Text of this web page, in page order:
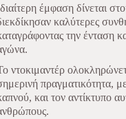
έμφαση δίνεται
καλύτερες
την ένταση
ντοκιμαντέρ
πραγματικότητα,
και τον αντίκτυπο